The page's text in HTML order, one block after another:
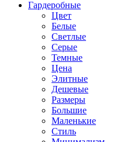
Гардеробные
Цвет
Белые
Светлые
Серые
Темные
Цена
Элитные
Дешевые
Размеры
Большие
Маленькие
Стиль